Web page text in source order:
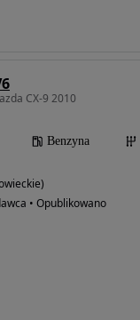
CX-9 2010
Benzyna
• Opublikowano